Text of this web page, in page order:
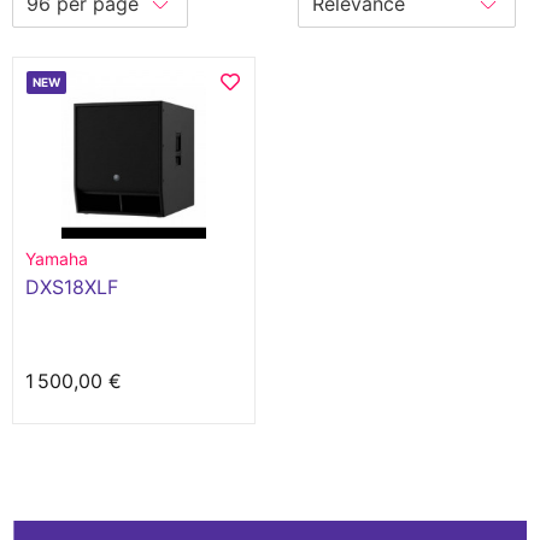
NEW
Yamaha
DXS18XLF
1 500,00 €